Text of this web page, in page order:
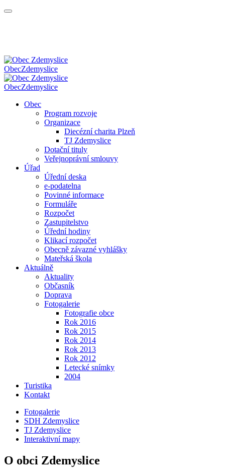
ObecZdemyslice
ObecZdemyslice
Obec
Program rozvoje
Organizace
Diecézní charita Plzeň
TJ Zdemyslice
Dotační tituly
Veřejnoprávní smlouvy
Úřad
Úřední deska
e-podatelna
Povinné informace
Formuláře
Rozpočet
Zastupitelstvo
Úřední hodiny
Klikací rozpočet
Obecně závazné vyhlášky
Mateřská škola
Aktuálně
Aktuality
Občasník
Doprava
Fotogalerie
Fotografie obce
Rok 2016
Rok 2015
Rok 2014
Rok 2013
Rok 2012
Letecké snímky
2004
Turistika
Kontakt
Fotogalerie
SDH Zdemyslice
TJ Zdemyslice
Interaktivní mapy
O obci Zdemyslice